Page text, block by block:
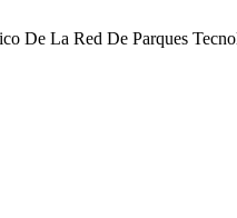
De La Red De Parques